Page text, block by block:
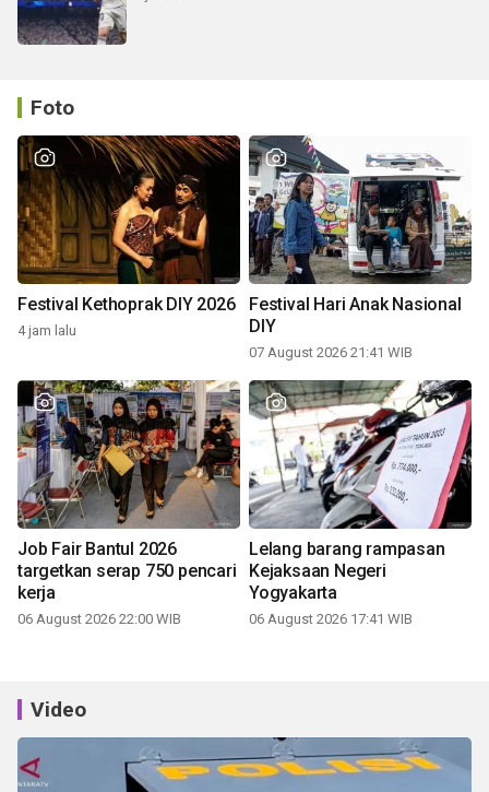
Foto
Festival Kethoprak DIY 2026
4 jam lalu
Festival Hari Anak Nasional
DIY
07 August 2026 21:41 WIB
Job Fair Bantul 2026
targetkan serap 750 pencari
kerja
06 August 2026 22:00 WIB
Lelang barang rampasan
Kejaksaan Negeri
Yogyakarta
06 August 2026 17:41 WIB
Video